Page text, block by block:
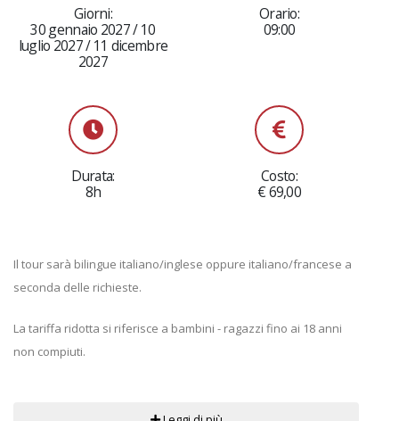
Giorni:
30 gennaio 2027 / 10
luglio 2027 / 11 dicembre
2027
Orario:
09:00
Durata:
8h
Costo:
€ 69,00
Il tour sarà bilingue italiano/inglese oppure italiano/francese a
seconda delle richieste.
La tariffa ridotta si riferisce a bambini - ragazzi fino ai 18 anni
non compiuti.